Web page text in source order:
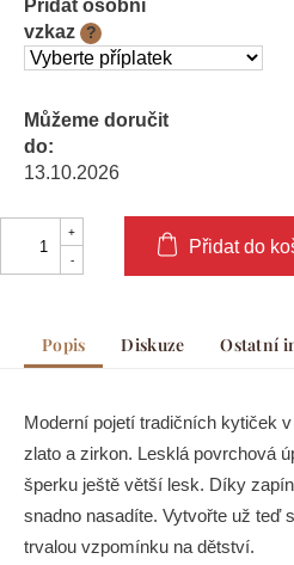
Přidat osobní
vzkaz
?
Můžeme doručit
do:
13.10.2026
Přidat do
Popis Diskuze Ostatní
Moderní pojetí tradičních kytiček
zlato a zirkon. Lesklá povrchová
šperku ještě větší lesk. Díky
snadno nasadíte. Vytvořte už teď
trvalou vzpomínku na dětství.